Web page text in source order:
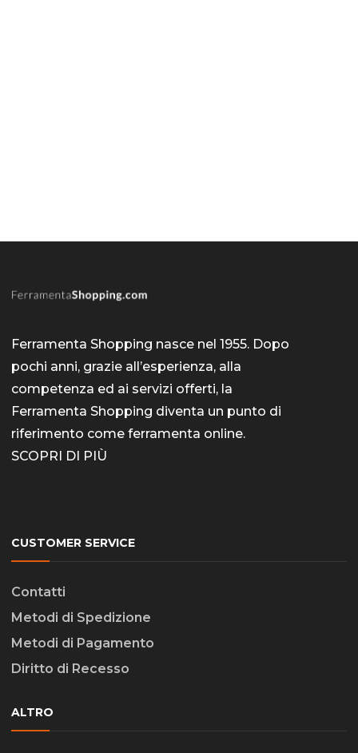
Ferramenta Shopping nasce nel 1955. Dopo
pochi anni, grazie all’esperienza, alla
competenza ed ai servizi offerti, la
Ferramenta Shopping diventa un punto di
riferimento come ferramenta online.
SCOPRI DI PIÙ
CUSTOMER SERVICE
Contatti
Metodi di Spedizione
Metodi di Pagamento
Diritto di Recesso
ALTRO